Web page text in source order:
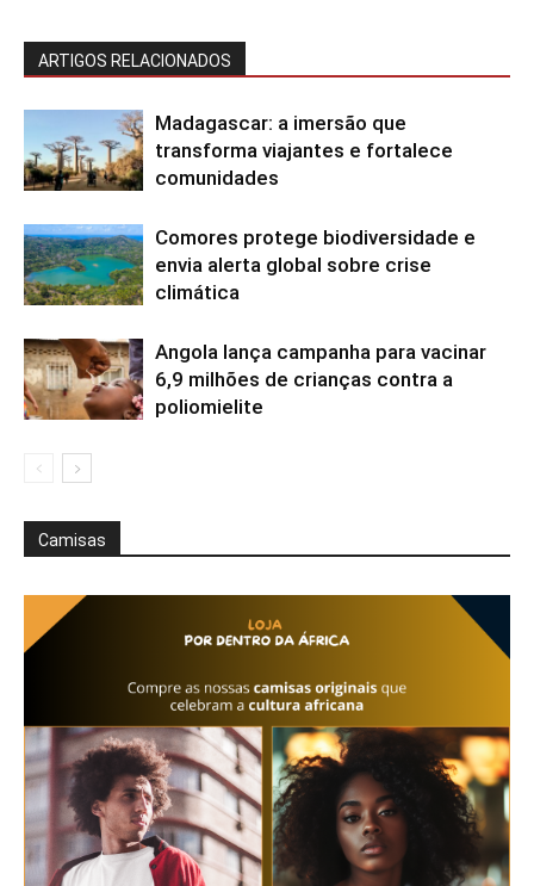
ARTIGOS RELACIONADOS
Madagascar: a imersão que
transforma viajantes e fortalece
comunidades
Comores protege biodiversidade e
envia alerta global sobre crise
climática
Angola lança campanha para vacinar
6,9 milhões de crianças contra a
poliomielite
Camisas